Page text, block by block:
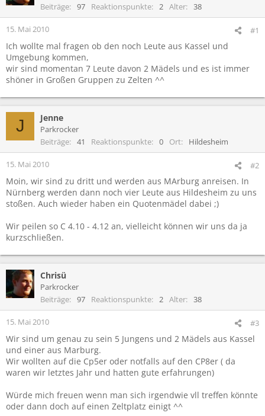
Beiträge
97 Reaktionspunkte 2 Alter 38
15. Mai 2010 #1
Ich wollte mal fragen ob den noch Leute aus Kassel und
Umgebung kommen,
wir sind momentan 7 Leute davon 2 Mädels und es ist immer
shöner in Großen Gruppen zu Zelten ^^
J Jenne
Parkrocker
Beiträge
41 Reaktionspunkte 0 Ort Hildesheim
15. Mai 2010 #2
Moin, wir sind zu dritt und werden aus MArburg anreisen. In
Nürnberg werden dann noch vier Leute aus Hildesheim zu uns
stoßen. Auch wieder haben ein Quotenmädel dabei ;)
Wir peilen so C 4.10 - 4.12 an, vielleicht können wir uns da ja
kurzschließen.
Chrisü
Parkrocker
Beiträge
97 Reaktionspunkte 2 Alter 38
15. Mai 2010 #3
Wir sind um genau zu sein 5 Jungens und 2 Mädels aus Kassel
und einer aus Marburg.
Wir wollten auf die Cp5er oder notfalls auf den CP8er ( da
waren wir letztes Jahr und hatten gute erfahrungen)
Würde mich freuen wenn man sich irgendwie vll treffen könnte
oder dann doch auf einen Zeltplatz einigt ^^